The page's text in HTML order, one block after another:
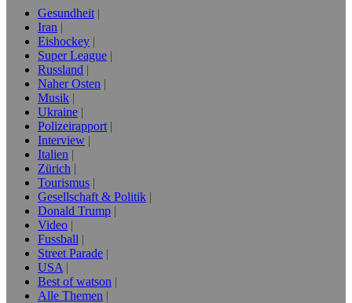
Gesundheit
Iran
Eishockey
Super League
Russland
Naher Osten
Musik
Ukraine
Polizeirapport
Interview
Italien
Zürich
Tourismus
Gesellschaft & Politik
Donald Trump
Video
Fussball
Street Parade
USA
Best of watson
Alle Themen